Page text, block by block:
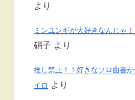
より
ミンユンギが大好きなんじゃ！
硝子 より
推し禁止！！好きなソロ曲書か
イロ より